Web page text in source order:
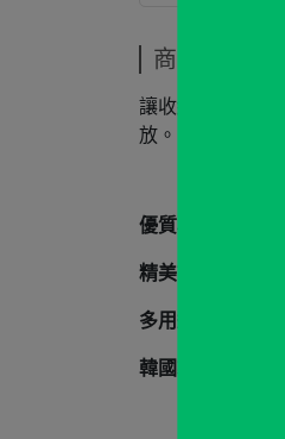
商品介紹
讓收納與整理變
放。由韓國精工
優質材質
精美設計 ：先進
多用途掛架 ：除
韓國製造 ：韓式